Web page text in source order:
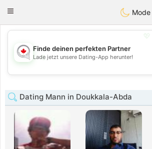
CANADIANchat
Toggle
Mode
💖
💕
Finde deinen perfekten Partner
Lade jetzt unsere Dating-App herunter!
Dating Mann in Doukkala-Abda